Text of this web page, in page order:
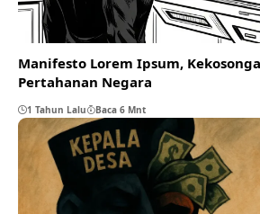
Manifesto Lorem Ipsum,
Pertahanan Negara
1 Tahun Lalu Baca 6 Mnt